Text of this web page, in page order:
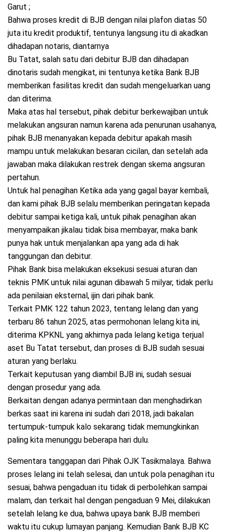
Garut ;
Bahwa proses kredit di BJB dengan nilai plafon diatas 50
juta itu kredit produktif, tentunya langsung itu di akadkan
dihadapan notaris, diantarnya
Bu Tatat, salah satu dari debitur BJB dan dihadapan
dinotaris sudah mengikat, ini tentunya ketika Bank BJB
memberikan fasilitas kredit dan sudah mengeluarkan uang
dan diterima.
Maka atas hal tersebut, pihak debitur berkewajiban untuk
melakukan angsuran namun karena ada penurunan usahanya,
pihak BJB menanyakan kepada debitur apakah masih
mampu untuk melakukan besaran cicilan, dan setelah ada
jawaban maka dilakukan restrek dengan skema angsuran
pertahun.
Untuk hal penagihan Ketika ada yang gagal bayar kembali,
dan kami pihak BJB selalu memberikan peringatan kepada
debitur sampai ketiga kali, untuk pihak penagihan akan
menyampaikan jikalau tidak bisa membayar, maka bank
punya hak untuk menjalankan apa yang ada di hak
tanggungan dan debitur.
Pihak Bank bisa melakukan eksekusi sesuai aturan dan
teknis PMK untuk nilai agunan dibawah 5 milyar, tidak perlu
ada penilaian eksternal, ijin dari pihak bank.
Terkait PMK 122 tahun 2023, tentang lelang dan yang
terbaru 86 tahun 2025, atas permohonan lelang kita ini,
diterima KPKNL yang akhirnya pada lelang ketiga terjual
aset Bu Tatat tersebut, dan proses di BJB sudah sesuai
aturan yang berlaku.
Terkait keputusan yang diambil BJB ini, sudah sesuai
dengan prosedur yang ada.
Berkaitan dengan adanya permintaan dan menghadirkan
berkas saat ini karena ini sudah dari 2018, jadi bakalan
tertumpuk-tumpuk kalo sekarang tidak memungkinkan
paling kita menunggu beberapa hari dulu.
Sementara tanggapan dari Pihak OJK Tasikmalaya. Bahwa
proses lelang ini telah selesai, dan untuk pola penagihan itu
sesuai, bahwa pengaduan itu tidak di perbolehkan sampai
malam, dan terkait hal dengan pengaduan 9 Mei, dilakukan
setelah lelang ke dua, bahwa upaya bank BJB memberi
waktu itu cukup lumayan panjang. Kemudian Bank BJB KC